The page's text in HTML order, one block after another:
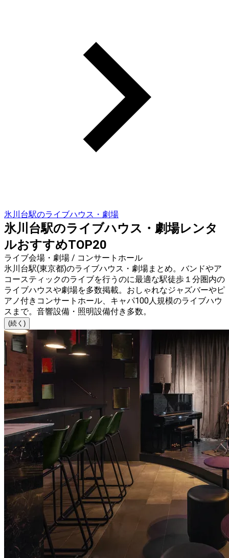
氷川台駅のライブハウス・劇場
氷川台駅のライブハウス・劇場レンタ
ルおすすめTOP20
ライブ会場・劇場 / コンサートホール
氷川台駅(東京都)のライブハウス・劇場まとめ。バンドやア
コースティックのライブを行うのに最適な駅徒歩１分圏内の
ライブハウスや劇場を多数掲載。おしゃれなジャズバーやピ
アノ付きコンサートホール、キャパ100人規模のライブハウ
スまで。音響設備・照明設備付き多数。
(続く)